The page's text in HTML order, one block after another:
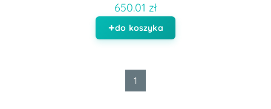
650.01 zł
do koszyka
1